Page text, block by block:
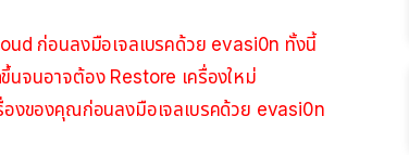
ก่อนลงมือเจลเบรคด้วย evasi0n ทั้งนี้
นจนอาจต้อง Restore เครื่องใหม่
งของคุณก่อนลงมือเจลเบรคด้วย evasi0n